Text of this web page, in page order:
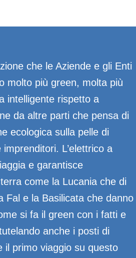
che le Aziende e gli Enti
molto più green, molta più
intelligente rispetto a
da altre parti che pensa di
ecologica sulla pelle di
L’elettrico a
e garantisce
come la Lucania che di
Fal e la Basilicata che danno
si fa il green con i fatti e
anche i posti di
il primo viaggio su questo